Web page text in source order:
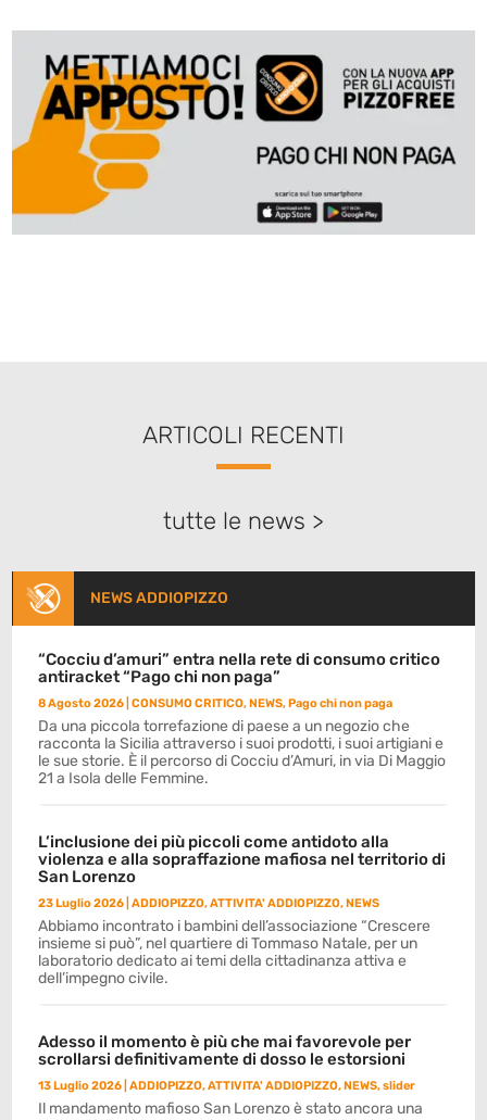
ARTICOLI RECENTI
tutte le news >
NEWS ADDIOPIZZO
“Cocciu d’amuri” entra nella rete di consumo critico
antiracket “Pago chi non paga”
8 Agosto 2026 |CONSUMO CRITICO,NEWS,Pago chi non paga
Da una piccola torrefazione di paese a un negozio che
racconta la Sicilia attraverso i suoi prodotti, i suoi artigiani e
le sue storie. È il percorso di Cocciu d’Amuri, in via Di Maggio
21 a Isola delle Femmine.
L’inclusione dei più piccoli come antidoto alla
violenza e alla sopraffazione mafiosa nel territorio di
San Lorenzo
23 Luglio 2026 |ADDIOPIZZO,ATTIVITA' ADDIOPIZZO,NEWS
Abbiamo incontrato i bambini dell’associazione “Crescere
insieme si può”, nel quartiere di Tommaso Natale, per un
laboratorio dedicato ai temi della cittadinanza attiva e
dell’impegno civile.
Adesso il momento è più che mai favorevole per
scrollarsi definitivamente di dosso le estorsioni
13 Luglio 2026 |ADDIOPIZZO,ATTIVITA' ADDIOPIZZO,NEWS,slider
Il mandamento mafioso San Lorenzo è stato ancora una